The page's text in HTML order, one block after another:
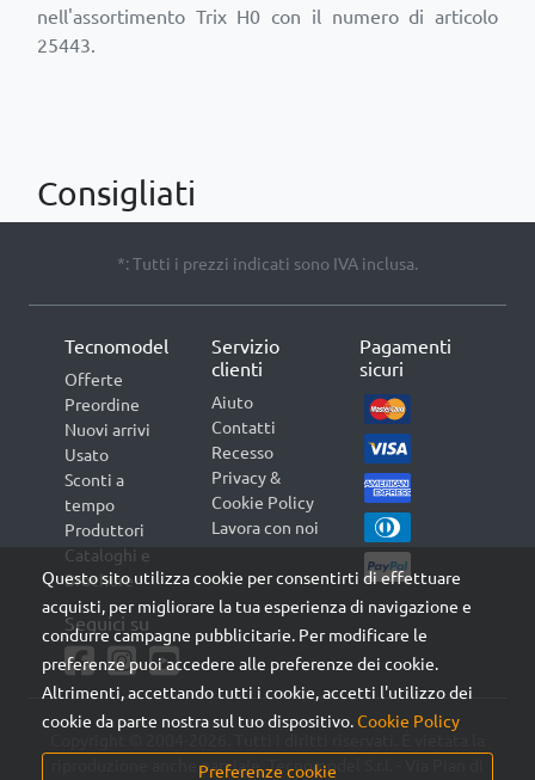
nell'assortimento Trix H0 con il numero di articolo
25443.
Consigliati
*: Tutti i prezzi indicati sono IVA inclusa.
Tecnomodel
Offerte
Preordine
Nuovi arrivi
Usato
Sconti a
tempo
Produttori
Cataloghi e
Brochure
Servizio
clienti
Aiuto
Contatti
Recesso
Privacy &
Cookie Policy
Lavora con noi
Pagamenti
sicuri
Seguici su
riproduzione anche parziale. Tecnomodel S.r.l. - Via Pian di
Questo sito utilizza cookie per consentirti di effettuare
acquisti, per migliorare la tua esperienza di navigazione e
condurre campagne pubblicitarie. Per modificare le
preferenze puoi accedere alle preferenze dei cookie.
Altrimenti, accettando tutti i cookie, accetti l'utilizzo dei
cookie da parte nostra sul tuo dispositivo.Cookie Policy
Preferenze cookie